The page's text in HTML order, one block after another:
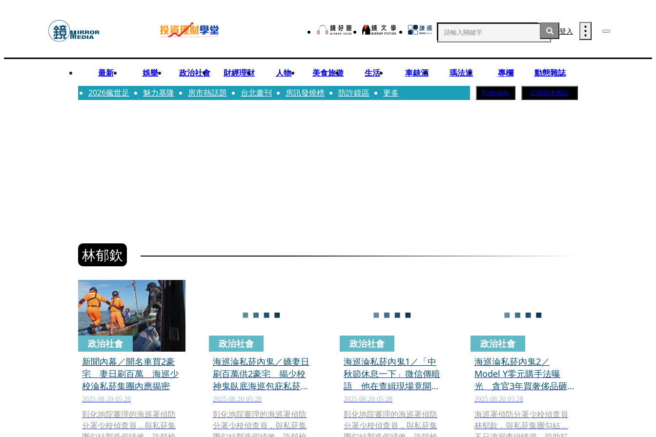
登入
最新 娛樂 政治社會 財經理財 人物 美食旅遊 生活 車錶酒 瑪法達 專欄
動態雜誌
2026瘋世足
魅力基隆 房市熱話題 台北畫刊 房訊發燒榜 防詐鏡區 更多 Podcasts 訂閱紙本雜誌
林郁欽
政治社會
新聞內幕／開名車買2豪
宅 妻日刷百萬 海巡少
校淪私菸集團內應揭密
2025.08.20 05:28
彰化地院審理的海巡署偵防
分署少校偵查員，與私菸集
政治社會
海巡淪私菸內鬼／嬌妻日
刷百萬供2豪宅 揭少校
神鬼臥底海巡包庇私菸集
團
2025.08.20 05:28
彰化地院審理的海巡署偵防
分署少校偵查員，與私菸集
政治社會
海巡淪私菸內鬼1／「中
秋節休息一下」微信傳暗
語 他在查緝現場竟開直
播通風報信
2025.08.20 05:28
彰化地院審理的海巡署偵防
分署少校偵查員，與私菸集
政治社會
海巡淪私菸內鬼2／
Model Y零元購手法曝
光 貪官3年買奢侈品砸
逾700萬
2025.08.20 05:28
海巡署偵防分署少校偵查員
林郁欽，與私菸集團勾結，